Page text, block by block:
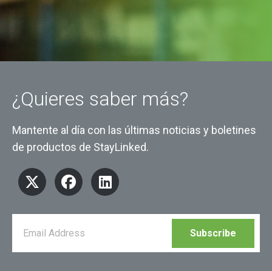
¿Quieres saber más?
Mantente al día con las últimas noticias y boletines
de productos de StayLinked.